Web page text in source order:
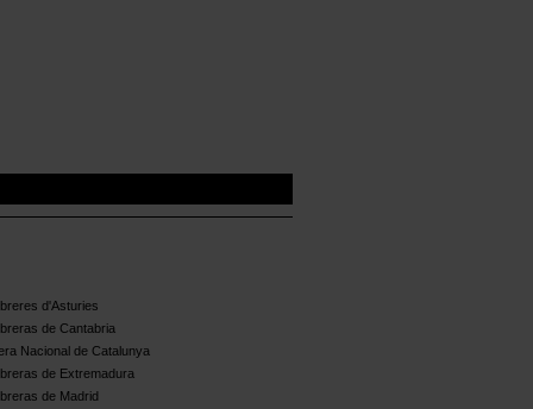
d'Asturies
de Cantabria
Nacional de Catalunya
de Extremadura
de Madrid